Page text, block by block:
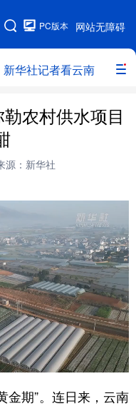
网站无障碍
PC版本
新华社记者看云南 政务
本网原创
集
教育
图片
云南故事
农村供水项目
源：新华社
期”。连日来，云南